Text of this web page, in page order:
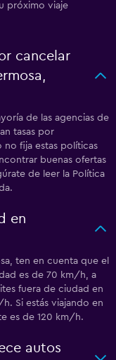
próximo viaje
cancelar
de las agencias de
tasas por
no fija estas políticas
buenas ofertas
de leer la Política
en
ten en cuenta que el
es de 70 km/h, a
fuera de ciudad en
Si estás viajando en
es de 120 km/h.
autos